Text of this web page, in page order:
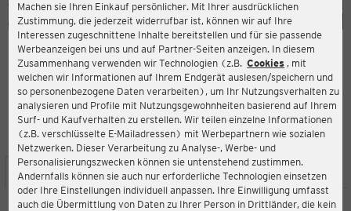
Machen sie Ihren Einkauf persönlicher. Mit Ihrer ausdrücklichen
Zustimmung, die jederzeit widerrufbar ist, können wir auf Ihre
Interessen zugeschnittene Inhalte bereitstellen und für sie passende
Werbeanzeigen bei uns und auf Partner-Seiten anzeigen. In diesem
Zusammenhang verwenden wir Technologien (z.B. Cookies , mit
welchen wir Informationen auf Ihrem Endgerät auslesen/speichern und
so personenbezogene Daten verarbeiten), um Ihr Nutzungsverhalten zu
analysieren und Profile mit Nutzungsgewohnheiten basierend auf Ihrem
Surf- und Kaufverhalten zu erstellen. Wir teilen einzelne Informationen
(z.B. verschlüsselte E-Mailadressen) mit Werbepartnern wie sozialen
Netzwerken. Dieser Verarbeitung zu Analyse-, Werbe- und
Personalisierungszwecken können sie untenstehend zustimmen.
Andernfalls können sie auch nur erforderliche Technologien einsetzen
oder Ihre Einstellungen individuell anpassen. Ihre Einwilligung umfasst
auch die Übermittlung von Daten zu Ihrer Person in Drittländer, die kein
ERNSTING'S FAMILY FILIALE
Marktplatz 19-20
40878 Ratingen
3,9
Bewertung:
STANDORT SERVICES SORTIMENT AKTIONEN